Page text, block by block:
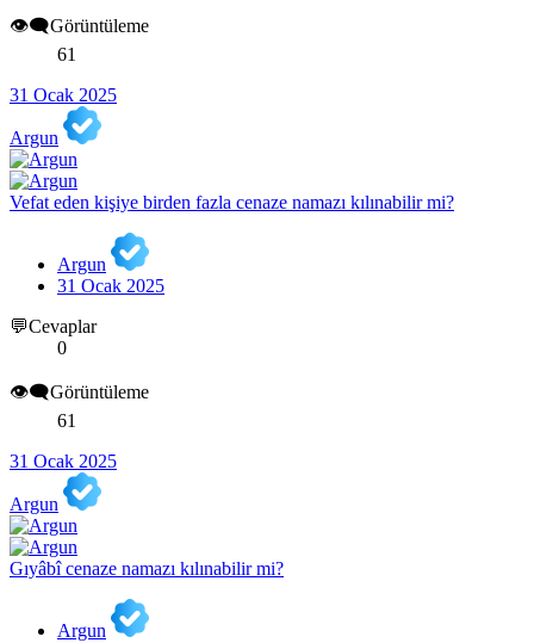
👁️‍🗨️Görüntüleme
61
31 Ocak 2025
Argun
Vefat eden kişiye birden fazla cenaze namazı kılınabilir mi?
Argun
31 Ocak 2025
💬Cevaplar
0
👁️‍🗨️Görüntüleme
61
31 Ocak 2025
Argun
Gıyâbî cenaze namazı kılınabilir mi?
Argun